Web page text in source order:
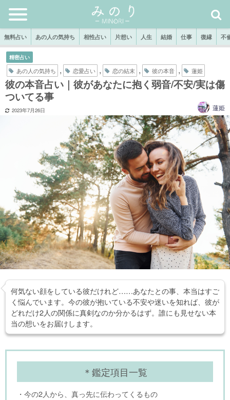
無料占い あの人の気持ち 相性占い 片想い 人生 結婚 仕事 復縁 不
精密占い
あの人の気持ち , 恋愛占い , 恋の結末 , 彼の本音 , 蓮姫
彼の本音占い｜彼があなたに抱く弱音/不安/実は傷
ついてる事
2023年7月26日 蓮姫
何気ない顔をしている彼だけれど……あなたとの事、本当はすご
く悩んでいます。今の彼が抱いている不安や迷いを知れば、彼が
どれだけ2人の関係に真剣なのか分かるはず。誰にも見せない本
当の想いをお届けします。
＊鑑定項目一覧
・今の2人から、真っ先に伝わってくるもの